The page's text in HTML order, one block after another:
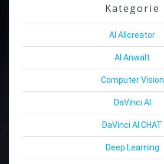
Kategorie
AI Allcreator
AI Anwalt
Computer Vision
DaVinci AI
DaVinci AI CHAT
Deep Learning